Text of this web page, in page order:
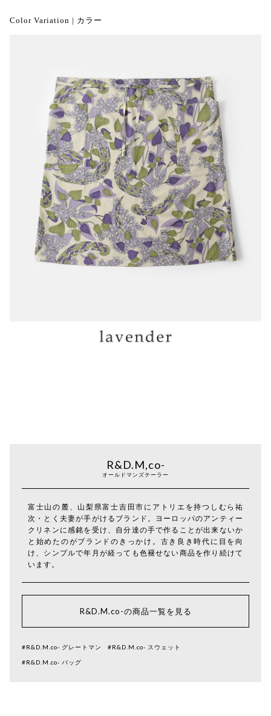
Color Variation | カラー
R&D.M,co-
オールドマンズテーラー
富士山の麓、山梨県富士吉田市にアトリエを持つしむら祐
次・とく夫妻が手がけるブランド。ヨーロッパのアンティー
クリネンに感銘を受け、自分達の手で作ることが出来ないか
と始めたのがブランドのきっかけ。古き良き時代に目を向
け、シンプルで年月が経っても色褪せない商品を作り続けて
います。
R&D.M.co-の商品一覧を見る
#R&D.M.co- グレートマン #R&D.M.co- スウェット
#R&D.M.co- バッグ